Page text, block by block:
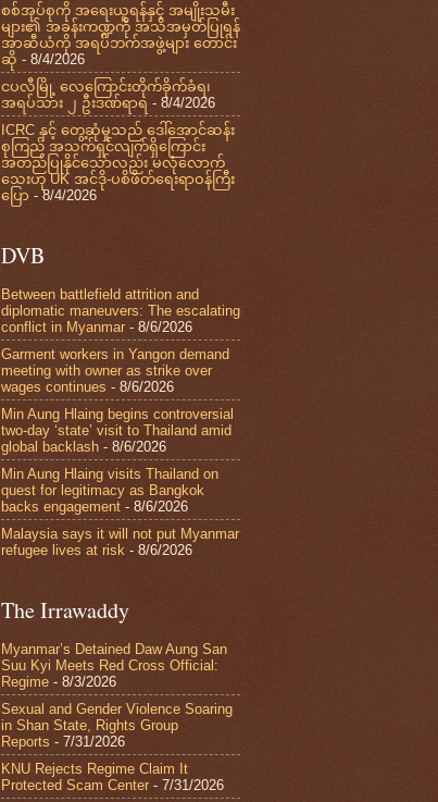
စစ်အုပ်စုကို အရေးယူရန်နှင့် အမျိုးသမီး
များ၏ အခန်းကဏ္ဍကို အသိအမှတ်ပြုရန်
အာဆီယံကို အရပ်ဘက်အဖွဲ့များ တောင်း
ဆို - 8/4/2026
ငပလီမြို့ လေကြောင်းတိုက်ခိုက်ခံရ၊
အရပ်သား ၂ ဦးဒဏ်ရာရ - 8/4/2026
ICRC နှင့် တွေ့ဆုံမှုသည် ဒေါ်အောင်ဆန်း
စုကြည် အသက်ရှင်လျက်ရှိကြောင်း
အတည်ပြုနိုင်သော်လည်း မလုံလောက်
သေးဟု UK အင်ဒို-ပစိဖိတ်ရေးရာဝန်ကြီး
ပြော - 8/4/2026
DVB
Between battlefield attrition and
diplomatic maneuvers: The escalating
conflict in Myanmar - 8/6/2026
Garment workers in Yangon demand
meeting with owner as strike over
wages continues - 8/6/2026
Min Aung Hlaing begins controversial
two-day ‘state’ visit to Thailand amid
global backlash - 8/6/2026
Min Aung Hlaing visits Thailand on
quest for legitimacy as Bangkok
backs engagement - 8/6/2026
Malaysia says it will not put Myanmar
refugee lives at risk - 8/6/2026
The Irrawaddy
Myanmar’s Detained Daw Aung San
Suu Kyi Meets Red Cross Official:
Regime - 8/3/2026
Sexual and Gender Violence Soaring
in Shan State, Rights Group
Reports - 7/31/2026
KNU Rejects Regime Claim It
Protected Scam Center - 7/31/2026